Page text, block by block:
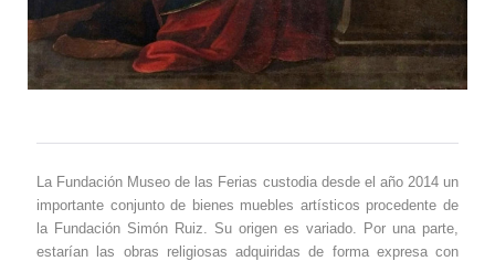
La Fundación Museo de las Ferias custodia desde el año 2014 un
importante conjunto de bienes muebles artísticos procedente de
la Fundación Simón Ruiz. Su origen es variado. Por una parte,
estarían las obras religiosas adquiridas de forma expresa con